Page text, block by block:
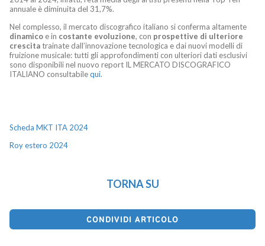
annuale è diminuita del 31,7%.
Nel complesso, il mercato discografico italiano si conferma altamente
dinamico e in costante evoluzione, con prospettive di ulteriore
crescitatrainate dall’innovazione tecnologica e dai nuovi modelli di
fruizione musicale: tutti gli approfondimenti con ulteriori dati esclusivi
sono disponibili nel nuovo report IL MERCATO DISCOGRAFICO
ITALIANO consultabilequi.
Scheda MKT ITA 2024
Roy estero 2024
TORNA SU
CONDIVIDI ARTICOLO